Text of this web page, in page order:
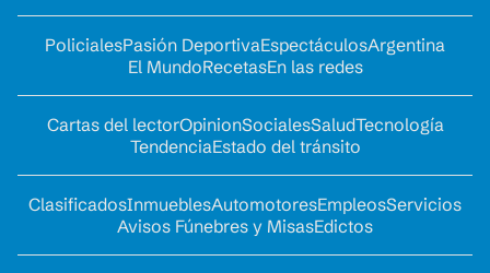
PolicialesPasión DeportivaEspectáculosArgentina
El MundoRecetasEn las redes
Cartas del lectorOpinionSocialesSaludTecnología
TendenciaEstado del tránsito
ClasificadosInmueblesAutomotoresEmpleosServicios
Avisos Fúnebres y MisasEdictos